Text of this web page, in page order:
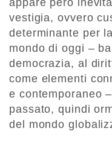
vestigia, ovvero
determinante per
mondo di oggi –
democrazia, al
come elementi
e contemporaneo
passato, quindi
del mondo